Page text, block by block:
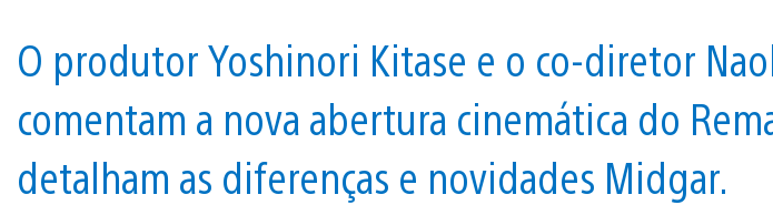
O produtor Yoshinori Kitase e o co-diretor
comentam a nova abertura cinemática do
detalham as diferenças e novidades Midgar.